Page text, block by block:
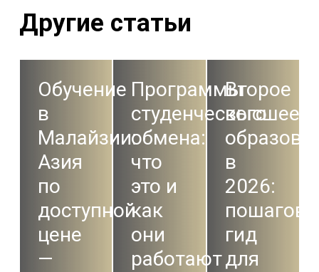
Другие статьи
Обучение
в
Малайзии:
Азия
по
доступной
цене
—
Программы
студенческого
обмена:
что
это и
как
они
работают
Второе
высшее
в
2026:
гид
для